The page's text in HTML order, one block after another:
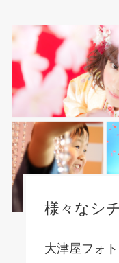
様々なシ
大津屋フォ